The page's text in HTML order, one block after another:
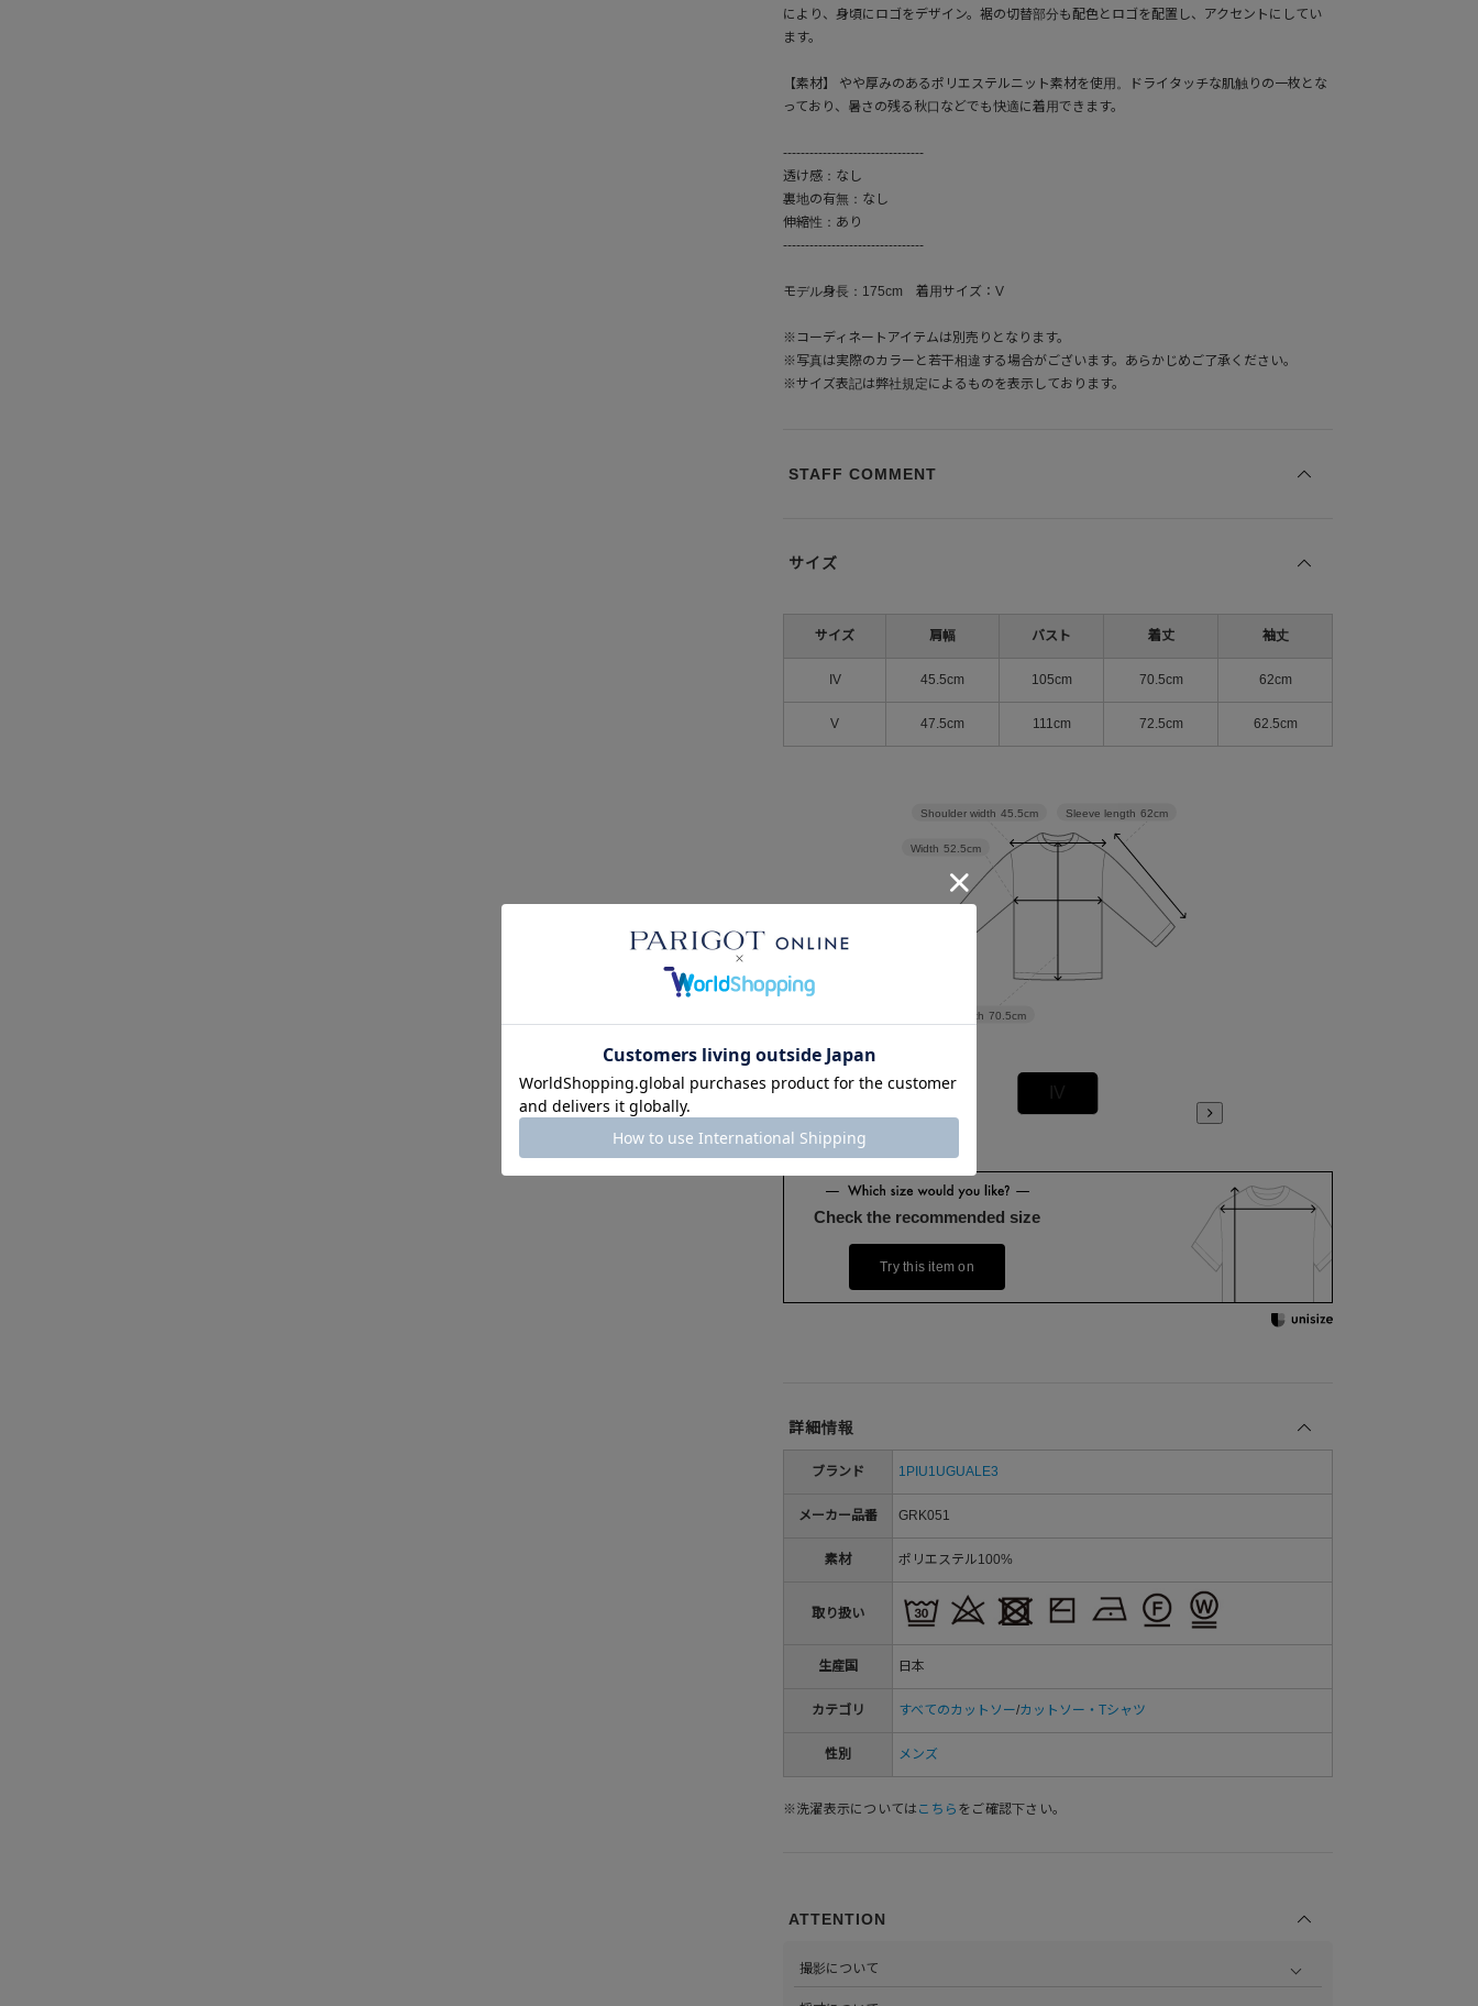
により、身頃にロゴをデザイン。裾の切替部分も配色とロゴを配置し、アクセントにしてい
ます。
【素材】 やや厚みのあるポリエステルニット素材を使用。ドライタッチな肌触りの一枚とな
っており、暑さの残る秋口などでも快適に着用できます。
--------------------------------
透け感：なし
裏地の有無：なし
伸縮性：あり
--------------------------------
モデル身長：175cm 着用サイズ：V
※コーディネートアイテムは別売りとなります。
※写真は実際のカラーと若干相違する場合がございます。あらかじめご了承ください。
※サイズ表記は弊社規定によるものを表示しております。
STAFF COMMENT
サイズ
サイズ 肩幅 バスト 着丈 袖丈
IV 45.5cm 105cm 70.5cm 62cm
V 47.5cm 111cm 72.5cm 62.5cm
Sleeve length 62cm
Length 70.5cm
Width 52.5cm
Shoulder width 45.5cm
IV
Check the recommended size
Try this item on
詳細情報
ブランド 1PIU1UGUALE3
メーカー品番 GRK051
素材 ポリエステル100%
取り扱い
生産国 日本
カテゴリ すべてのカットソー/カットソー・Tシャツ
性別 メンズ
※洗濯表示については こちら をご確認下さい。
ATTENTION
撮影について